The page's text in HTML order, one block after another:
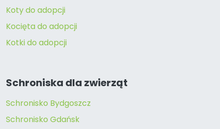
Koty do adopcji
Kocięta do adopcji
Kotki do adopcji
Schroniska dla zwierząt
Schronisko Bydgoszcz
Schronisko Gdańsk